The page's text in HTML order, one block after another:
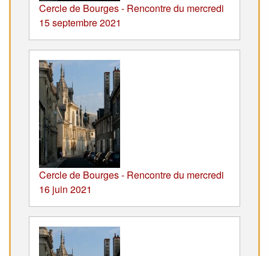
Cercle de Bourges - Rencontre du mercredi
15 septembre 2021
Cercle de Bourges - Rencontre du mercredi
16 juin 2021